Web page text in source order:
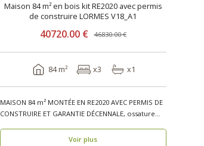
Maison 84 m² en bois kit RE2020 avec permis
de construire LORMES V18_A1
40720.00 € 46830.00 €
84 m² x3 x1
MAISON 84 m² MONTÉE EN RE2020 AVEC PERMIS DE
CONSTRUIRE ET GARANTIE DÉCENNALE, ossature
Voir plus